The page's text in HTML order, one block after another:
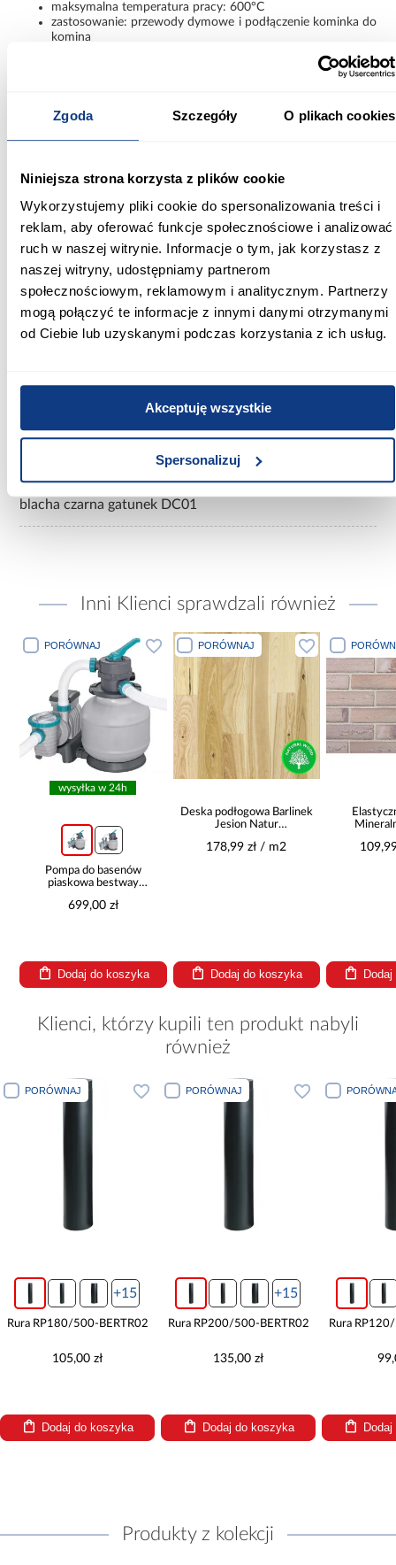
Zgoda Szczegóły O plikach cookies
Niniejsza strona korzysta z plików cookie
Wykorzystujemy pliki cookie do spersonalizowania treści i
reklam, aby oferować funkcje społecznościowe i analizować
ruch w naszej witrynie. Informacje o tym, jak korzystasz z
naszej witryny, udostępniamy partnerom
społecznościowym, reklamowym i analitycznym. Partnerzy
mogą połączyć te informacje z innymi danymi otrzymanymi
od Ciebie lub uzyskanymi podczas korzystania z ich usług.
Akceptuję wszystkie
Spersonalizuj
maksymalna temperatura pracy: 600°C
zastosowanie: przewody dymowe i podłączenie kominka do
komina
Informacje o produkcie
180
Zastosowanie/przenaczenie:
przewody dymowe
Długość [m]:
0.5
2 mm
Kolor:
Materiał wykonania:
blacha czarna gatunek DC01
Inni Klienci sprawdzali również
PORÓWNAJ
wysyłka w 24h
Pompa do basenów
piaskowa bestway
699,00 zł
Dodaj do koszyka
PORÓWNAJ
Deska podłogowa Barlinek
Jesion Natur
178,99 zł / m2
Dodaj do koszyka
Klienci, którzy kupili ten produkt nabyli
również
PORÓWNAJ
+15
Rura RP180/500-BERTR02
105,00 zł
Dodaj do koszyka
PORÓWNAJ
+15
Rura RP200/500-BERTR02
135,00 zł
Dodaj do koszyka
Rura
Produkty z kolekcji